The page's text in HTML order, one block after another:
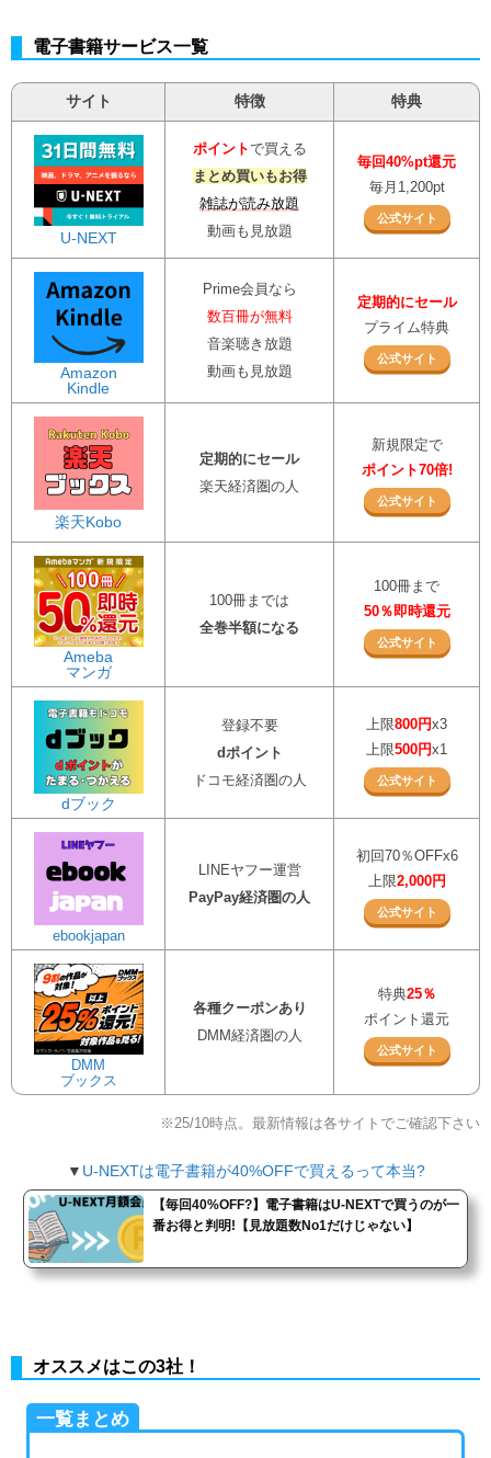
電子書籍サービス一覧
サイト 特徴 特典
U-NEXT
ポイントで買える
まとめ買いもお得
雑誌が読み放題
動画も見放題
毎回40%pt還元
毎月1,200pt
公式サイト
Amazon
Kindle
Prime会員なら
数百冊が無料
音楽聴き放題
動画も見放題
定期的にセール
プライム特典
公式サイト
楽天Kobo
定期的にセール
楽天経済圏の人
新規限定で
ポイント70倍!
公式サイト
Ameba
マンガ
100冊までは
全巻半額になる
100冊まで
50％即時還元
公式サイト
dブック
登録不要
dポイント
ドコモ経済圏の人
上限800円x3
上限500円x1
公式サイト
ebookjapan
LINEヤフー運営
PayPay経済圏の人
初回70％OFFx6
上限2,000円
公式サイト
DMM
ブックス
各種クーポンあり
DMM経済圏の人
特典25％
ポイント還元
公式サイト
※25/10時点。最新情報は各サイトでご確認下さい
▼ U-NEXTは電子書籍が40%OFFで買えるって本当?
【毎回40%OFF?】電子書籍はU-NEXTで買うのが一
番お得と判明!【見放題数No1だけじゃない】
オススメはこの3社！
一覧まとめ